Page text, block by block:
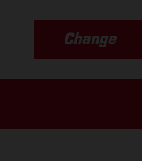
Change